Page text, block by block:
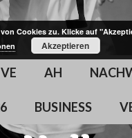
AH
BUSINESS
Cookies zu. Klicke auf
Akzeptieren